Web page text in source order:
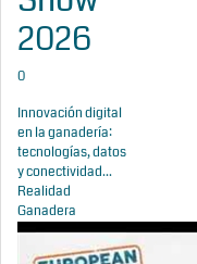
2026
0
Innovación digital
en la ganadería:
tecnologías, datos
y conectividad...
Realidad
Ganadera